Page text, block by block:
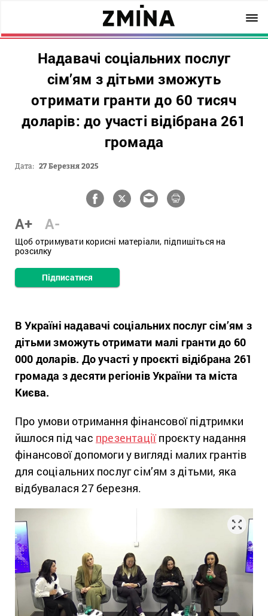
Надавачі соціальних послуг
сім’ям з дітьми зможуть
отримати гранти до 60 тисяч
доларів: до участі відібрана 261
громада
Дата: 27 Березня 2025
A+ A-
Щоб отримувати корисні матеріали, підпишіться на
розсилку
Підписатися
В Україні надавачі соціальних послугсім’ям з
дітьмизможуть отримати малі гранти до 60
000 доларів. До участі у проєкті відібрана 261
громада з десяти регіонів України та міста
Києва.
Про умови отримання фінансової підтримки
йшлося під час презентаціїпроєкту надання
фінансової допомоги у вигляді малих грантів
для соціальних послуг сім’ям з дітьми, яка
відбувалася 27 березня.